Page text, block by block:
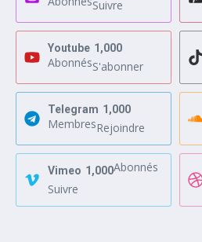
Suivre
Youtube 1,000
AbonnésS'abonner
Telegram 1,000
MembresRejoindre
Vimeo 1,000Abonnés
Suivre